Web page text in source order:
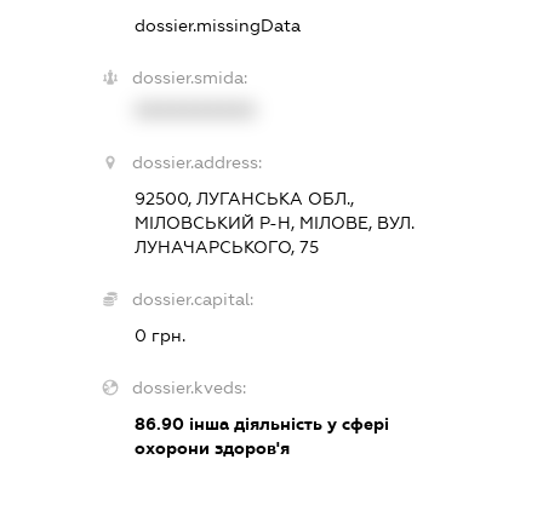
dossier.missingData
dossier.smida:
dossier.address:
92500, ЛУГАНСЬКА ОБЛ.,
МІЛОВСЬКИЙ Р-Н, МІЛОВЕ, ВУЛ.
ЛУНАЧАРСЬКОГО, 75
dossier.capital:
0 грн.
dossier.kveds:
86.90 інша діяльність у сфері
охорони здоров'я